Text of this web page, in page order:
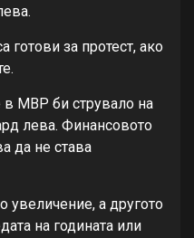
готови за протест, ако
в МВР би струвало на
лева. Финансовото
да не става
а другото
на годината или